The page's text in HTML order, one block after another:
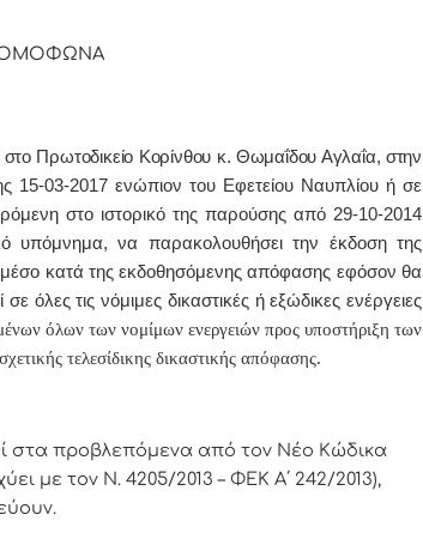
ΟΜΟΦΩΝΑ
Πρωτοδικείο Κορίνθου κ. Θωμαΐδου Αγλαΐα, στην
15-03-2017 ενώπιον του Εφετείου Ναυπλίου ή σε
στο ιστορικό της παρούσης από 29-10-2014
υπόμνημα, να παρακολουθήσει την έκδοση της
κατά της εκδοθησόμενης απόφασης εφόσον θα
όλες τις νόμιμες δικαστικές ή εξώδικες ενέργειες
όλων των νομίμων ενεργειών προς υποστήριξη των
τελεσίδικης δικαστικής απόφασης.
στα προβλεπόμενα από τον Νέο Κώδικα
με τον Ν. 4205/2013 – ΦΕΚ Α΄ 242/2013),